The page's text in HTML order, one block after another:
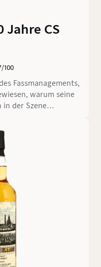
Jahre CS
100
Fassmanagements,
warum seine
in der Szene
Rioja- und Virgin
an, um uns zu
Bombe sein kann.